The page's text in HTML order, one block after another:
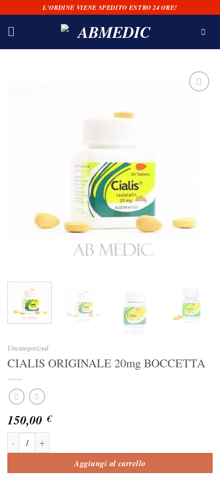
contenuti
L'ORDINE VIENE SPEDITO ENTRO 24 ORE!
Uncategorized
CIALIS ORIGINALE 20mg BOCCETTA
150,00 €
CIALIS ORIGINALE 20mg BOCCETTA quantità
Aggiungi al carrello